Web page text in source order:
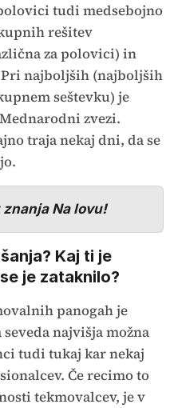
tudi medsebojno
rešitev
za polovici) in
najboljših (najboljših
seštevku) je
zvezi.
traja nekaj dni, da se
Na lovu!
Kaj ti je
je zataknilo?
panogah je
najvišja možna
tudi tukaj kar nekaj
Če recimo to
tekmovalcev, je v